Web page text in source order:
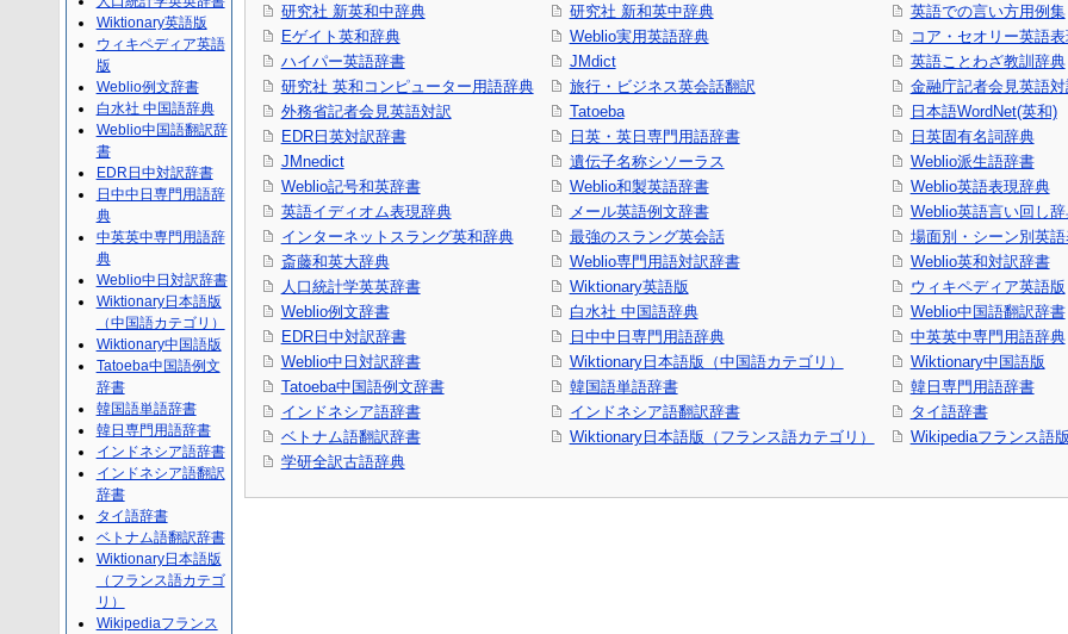
研究社 新英和中辞典
Eゲイト英和辞典
ハイパー英語辞書
研究社 英和コンピューター用語辞典
外務省記者会見英語対訳
EDR日英対訳辞書
JMnedict
Weblio記号和英辞書
英語イディオム表現辞典
インターネットスラング英和辞典
斎藤和英大辞典
人口統計学英英辞書
Weblio例文辞書
EDR日中対訳辞書
Weblio中日対訳辞書
Tatoeba中国語例文辞書
インドネシア語辞書
ベトナム語翻訳辞書
学研全訳古語辞典
研究社 新和英中辞典
Weblio実用英語辞典
JMdict
旅行・ビジネス英会話翻訳
Tatoeba
日英・英日専門用語辞書
遺伝子名称シソーラス
Weblio和製英語辞書
メール英語例文辞書
最強のスラング英会話
Weblio専門用語対訳辞書
Wiktionary英語版
白水社 中国語辞典
日中中日専門用語辞典
Wiktionary日本語版（中国語カテゴリ）
韓国語単語辞書
インドネシア語翻訳辞書
Wiktionary日本語版（フランス語カテゴリ）
英語での言い方用例集
コア・セオリー英語
英語ことわざ教訓辞典
金融庁記者会見英語対
日本語WordNet(英和)
日英固有名詞辞典
Weblio派生語辞書
Weblio英語表現辞典
Weblio英語言い回し
場面別・シーン別英
Weblio英和対訳辞書
ウィキペディア英語版
Weblio中国語翻訳辞書
中英英中専門用語辞典
Wiktionary中国語版
韓日専門用語辞書
タイ語辞書
Wikipediaフランス語
Wiktionary英語版
ウィキペディア英語
版
Weblio例文辞書
白水社 中国語辞典
Weblio中国語翻訳辞
書
EDR日中対訳辞書
日中中日専門用語辞
典
中英英中専門用語辞
典
Weblio中日対訳辞書
Wiktionary日本語版
（中国語カテゴリ）
Wiktionary中国語版
Tatoeba中国語例文
辞書
韓国語単語辞書
韓日専門用語辞書
インドネシア語辞書
インドネシア語翻訳
辞書
タイ語辞書
ベトナム語翻訳辞書
Wiktionary日本語版
（フランス語カテゴ
リ）
Wikipediaフランス